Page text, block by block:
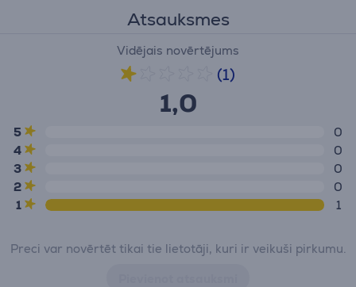
Atsauksmes
Vidējais novērtējums
(1)
1,0
5
0
4
0
3
0
2
0
1
1
Preci var novērtēt tikai tie lietotāji, kuri ir veikuši pirkumu.